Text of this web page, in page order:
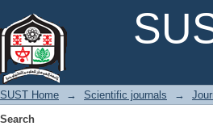
SUST Home → Scientific journals →
Search